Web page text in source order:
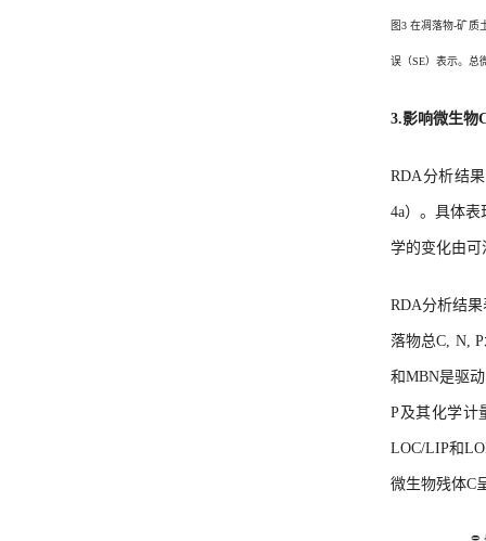
图3 在凋落物-矿质
误（SE）表示。总
3.影响微生物
RDA分析结
4a）。具体
学的变化由
RDA分析结
落物总C, N,
和MBN是驱
P及其化学计
LOC/LIP和
微生物残体C